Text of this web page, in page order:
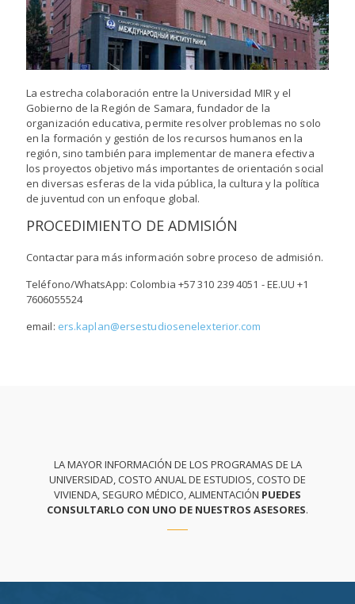
La estrecha colaboración entre la Universidad MIR y el
Gobierno de la Región de Samara, fundador de la
organización educativa, permite resolver problemas no solo
en la formación y gestión de los recursos humanos en la
región, sino también para implementar de manera efectiva
los proyectos objetivo más importantes de orientación social
en diversas esferas de la vida pública, la cultura y la política
de juventud con un enfoque global.
PROCEDIMIENTO DE ADMISIÓN
Contactar para más información sobre proceso de admisión.
Teléfono/WhatsApp: Colombia +57 310 239 4051 - EE.UU+1
7606055524
email: ers.kaplan@ersestudiosenelexterior.com
LA MAYOR INFORMACIÓN DE LOS PROGRAMAS DE LA
UNIVERSIDAD, COSTO ANUAL DE ESTUDIOS, COSTO DE
VIVIENDA, SEGURO MÉDICO, ALIMENTACIÓN PUEDES
CONSULTARLO CON UNO DE NUESTROS ASESORES.